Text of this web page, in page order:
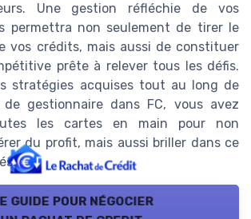
Une gestion réfléchie de vos
permettra non seulement de tirer le
vos crédits, mais aussi de constituer
prête à relever tous les défis.
stratégies acquises tout au long de
gestionnaire dans FC, vous avez
les cartes en main pour non
du profit, mais aussi briller dans ce
guide pour négocier